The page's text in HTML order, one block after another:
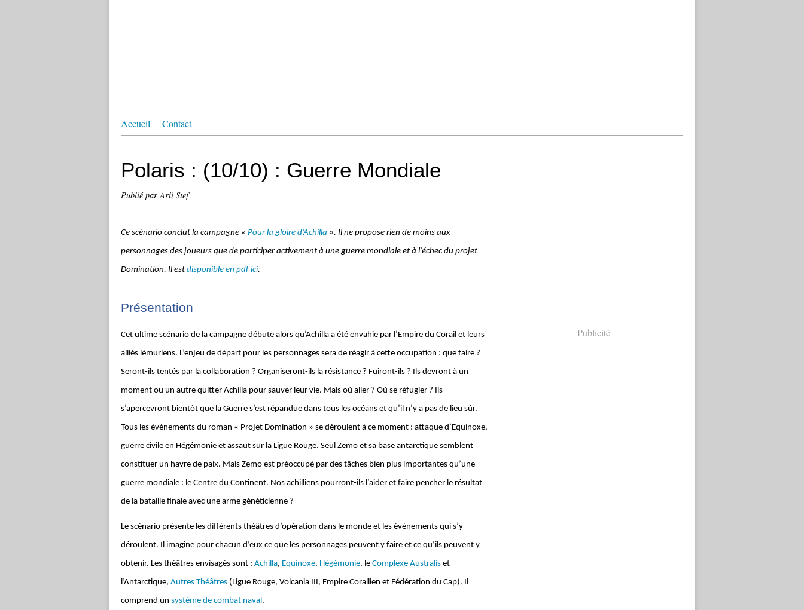
Accueil Contact
Polaris : (10/10) : Guerre Mondiale
Publié par Arii Stef
Ce scénario conclut la campagne « Pour la gloire d’Achilla ». Il ne propose rien de moins aux
personnages des joueurs que de participer activement à une guerre mondiale et à l’échec du projet
Domination. Il est disponible en pdf ici.
Présentation
Cet ultime scénario de la campagne débute alors qu’Achilla a été envahie par l’Empire du Corail et leurs
alliés lémuriens. L’enjeu de départ pour les personnages sera de réagir à cette occupation : que faire ?
Seront-ils tentés par la collaboration ? Organiseront-ils la résistance ? Fuiront-ils ? Ils devront à un
moment ou un autre quitter Achilla pour sauver leur vie. Mais où aller ? Où se réfugier ? Ils
s’apercevront bientôt que la Guerre s’est répandue dans tous les océans et qu’il n’y a pas de lieu sûr.
Tous les événements du roman « Projet Domination » se déroulent à ce moment : attaque d’Equinoxe,
guerre civile en Hégémonie et assaut sur la Ligue Rouge. Seul Zemo et sa base antarctique semblent
constituer un havre de paix. Mais Zemo est préoccupé par des tâches bien plus importantes qu’une
guerre mondiale : le Centre du Continent. Nos achilliens pourront-ils l’aider et faire pencher le résultat
de la bataille finale avec une arme généticienne ?
Le scénario présente les différents théâtres d’opération dans le monde et les événements qui s’y
déroulent. Il imagine pour chacun d’eux ce que les personnages peuvent y faire et ce qu’ils peuvent y
obtenir. Les théâtres envisagés sont : Achilla, Equinoxe, Hégémonie, le Complexe Australis et
l’Antarctique, Autres Théâtres (Ligue Rouge, Volcania III, Empire Corallien et Fédération du Cap). Il
comprend un système de combat naval.
Publicité